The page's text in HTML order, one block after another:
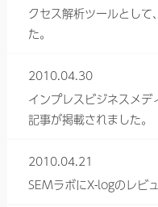
クセス解析ツールとして
た。
2010.04.30
インプレスビジネスメ
記事が掲載されました。
2010.04.21
SEMラボにX-logのレビ